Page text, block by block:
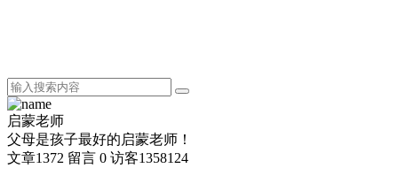
启蒙老师
父母是孩子最好的启蒙老师！
文章1372 留言 0 访客1358124